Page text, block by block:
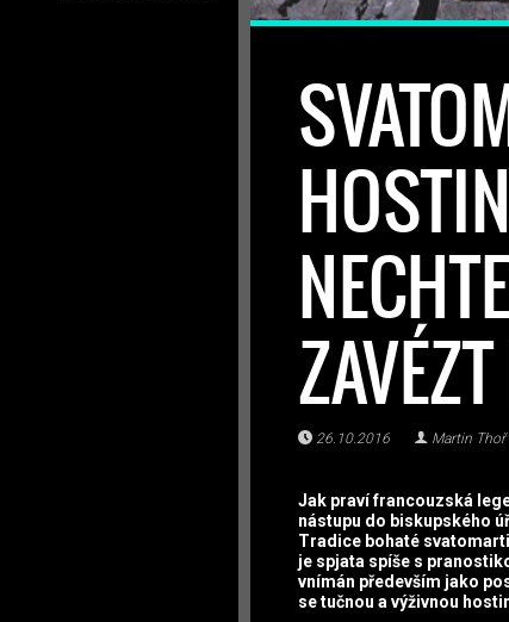
26.10.2016 Martin Thoř
Jak praví francouzská
nástupu do biskupského
Tradice bohaté
je spjata spíše s
vnímán především jako
se tučnou a výživnou